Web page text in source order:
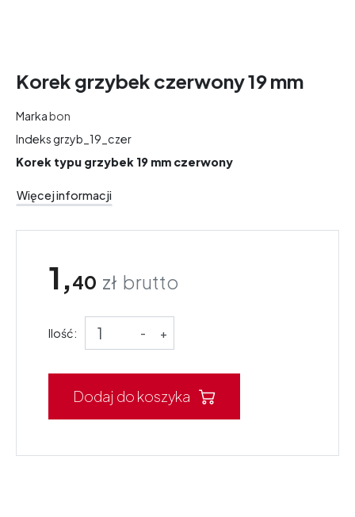
Korek grzybek czerwony 19 mm
Markabon
Indeksgrzyb_19_czer
Korek typu grzybek 19 mm czerwony
Więcej informacji
1,40 zł brutto
Ilość: - +
Dodaj do koszyka